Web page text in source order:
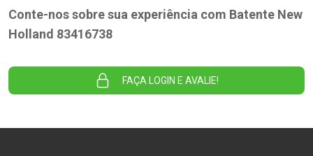
Conte-nos sobre sua experiência com Batente New
Holland 83416738
FAÇA LOGIN E AVALIE!